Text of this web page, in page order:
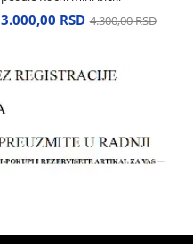
3.000,00 RSD 4.300,00 RSD